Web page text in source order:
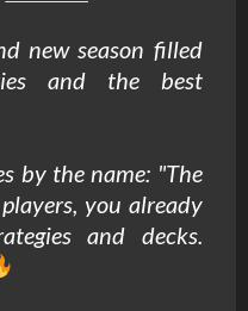
new season filled
and the best
by the name: "The
you already
and decks.